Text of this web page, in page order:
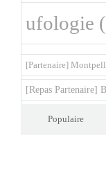
ufologie
[Partenaire]
[Repas Partenaire]
Populaire